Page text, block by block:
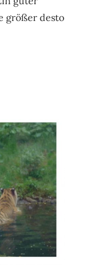
größer desto